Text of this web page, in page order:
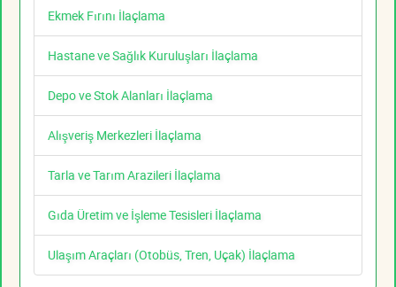
Ekmek Fırını İlaçlama
Hastane ve Sağlık Kuruluşları İlaçlama
Depo ve Stok Alanları İlaçlama
Alışveriş Merkezleri İlaçlama
Tarla ve Tarım Arazileri İlaçlama
Gıda Üretim ve İşleme Tesisleri İlaçlama
Ulaşım Araçları (Otobüs, Tren, Uçak) İlaçlama